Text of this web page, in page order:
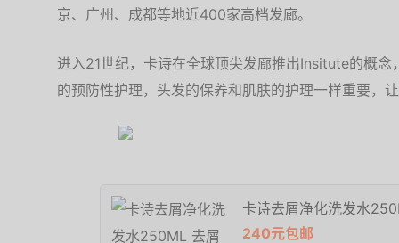
京、广州、成都等地近400家高档发廊。
进入21世纪，卡诗在全球顶尖发廊推出Insitute的概
的预防性护理，头发的保养和肌肤的护理一样重要，
卡诗去屑净化洗发水
240元包邮